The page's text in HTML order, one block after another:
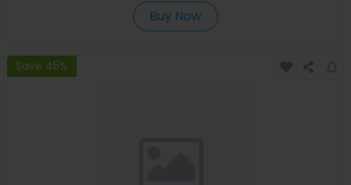
Buy Now
Save 45%